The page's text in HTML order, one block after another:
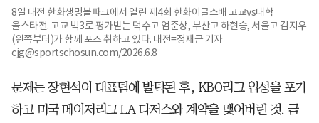
8일 대전 한화생명볼파크에서 열린 제4회 한화이글스배 고교vs대학
올스타전. 고교 빅3로 평가받는 덕수고 엄준상, 부산고 하현승, 서울고 김지우
(왼쪽부터)가 함께 포즈 취하고 있다. 대전=정재근 기자
cjg@sportschosun.com/2026.6.8
문제는 장현석이 대표팀에 발탁된 후, KBO리그 입성을 포기
하고 미국 메이저리그 LA 다저스와 계약을 맺어버린 것. 금